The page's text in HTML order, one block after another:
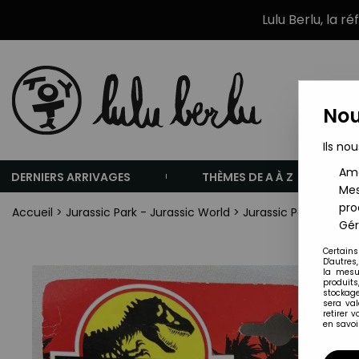
Lulu Berlu, la
DERNIERS ARRIVAGES THÈMES DE A À Z
Accueil > Jurassic Park - Jurassic World > Jurassic Park -
Ils
la
sera
retirer
en